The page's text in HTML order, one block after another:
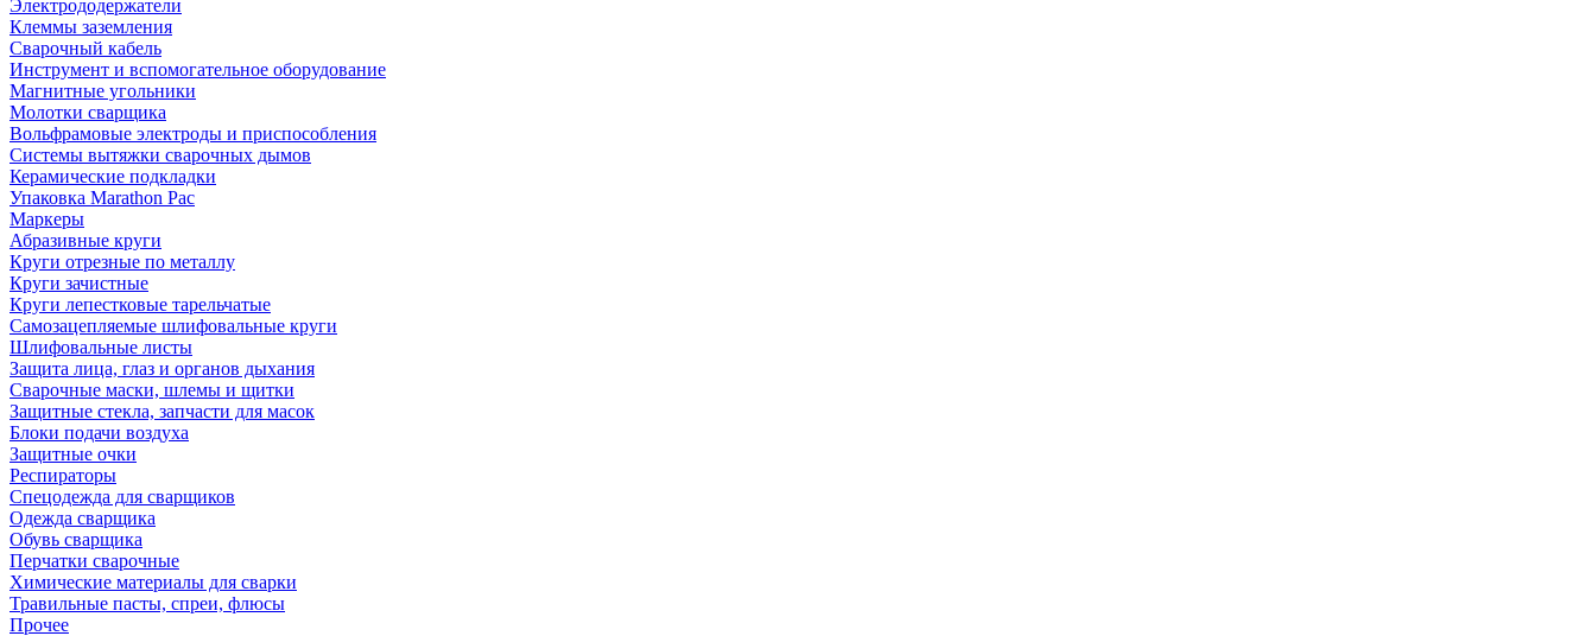
Электрододержатели
Клеммы заземления
Сварочный кабель
Инструмент и вспомогательное оборудование
Магнитные угольники
Молотки сварщика
Вольфрамовые электроды и приспособления
Системы вытяжки сварочных дымов
Керамические подкладки
Упаковка Marathon Pac
Маркеры
Абразивные круги
Круги отрезные по металлу
Круги зачистные
Круги лепестковые тарельчатые
Самозацепляемые шлифовальные круги
Шлифовальные листы
Защита лица, глаз и органов дыхания
Сварочные маски, шлемы и щитки
Защитные стекла, запчасти для масок
Блоки подачи воздуха
Защитные очки
Респираторы
Спецодежда для сварщиков
Одежда сварщика
Обувь сварщика
Перчатки сварочные
Химические материалы для сварки
Травильные пасты, спреи, флюсы
Прочее